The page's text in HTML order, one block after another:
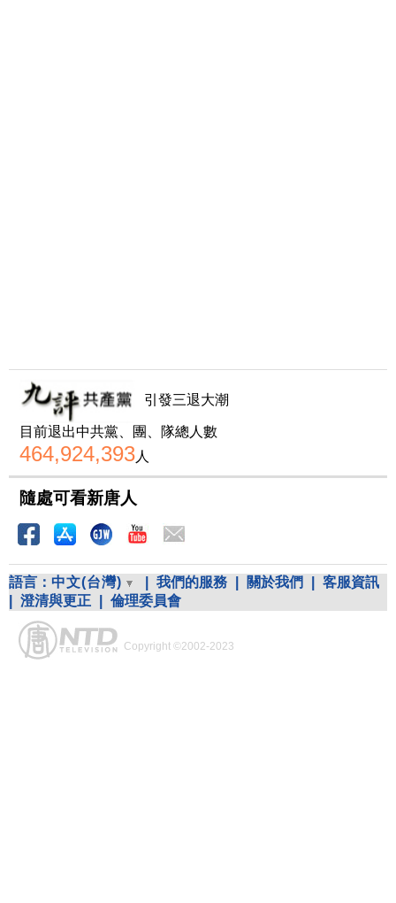
引發三退大潮
目前退出中共黨、團、隊總人數
464,924,393人
隨處可看新唐人
語言： 中文(台灣) 我們的服務 關於我們
客服資訊
澄清與更正 倫理委員會
Copyright ©2002-2023